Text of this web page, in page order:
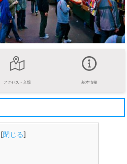
アクセス・入場 基本情報
[閉じる]